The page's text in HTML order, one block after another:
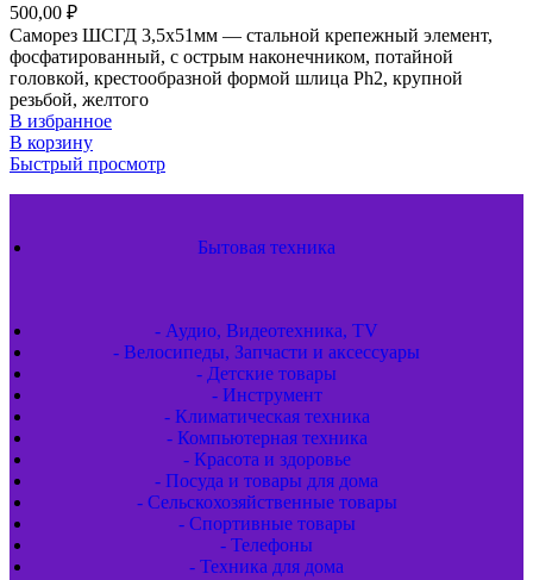
500,00 ₽
Саморез ШСГД 3,5х51мм — стальной крепежный элемент,
фосфатированный, с острым наконечником, потайной
головкой, крестообразной формой шлица Ph2, крупной
резьбой, желтого
В избранное
В корзину
Быстрый просмотр
Бытовая техника
- Аудио, Видеотехника, TV
- Велосипеды, Запчасти и аксессуары
- Детские товары
- Инструмент
- Климатическая техника
- Компьютерная техника
- Красота и здоровье
- Посуда и товары для дома
- Сельскохозяйственные товары
- Спортивные товары
- Телефоны
- Техника для дома